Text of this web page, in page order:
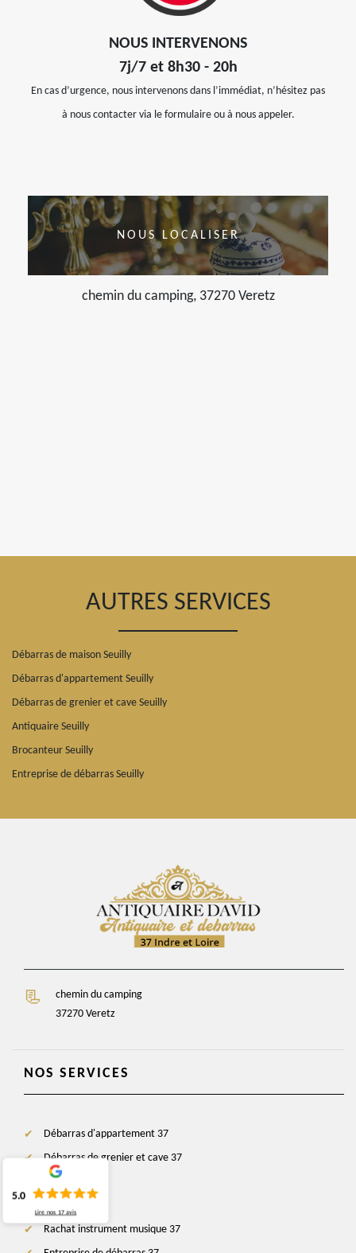
NOUS INTERVENONS
7j/7 et 8h30 - 20h
En cas d’urgence, nous intervenons dans l’immédiat, n’hésitez pas
à nous contacter via le formulaire ou à nous appeler.
NOUS LOCALISER
chemin du camping, 37270 Veretz
AUTRES SERVICES
Débarras de maison Seuilly
Débarras d'appartement Seuilly
Débarras de grenier et cave Seuilly
Antiquaire Seuilly
Brocanteur Seuilly
Entreprise de débarras Seuilly
chemin du camping
37270 Veretz
NOS SERVICES
Débarras d'appartement 37
Débarras de grenier et cave 37
Antiquaire 37
Rachat instrument musique 37
5.0
Lire nos 17 avis